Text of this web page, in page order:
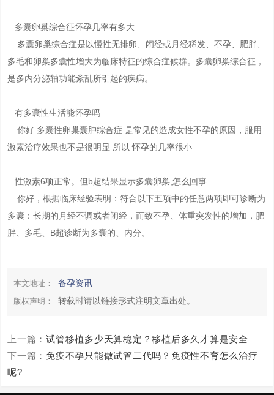
多囊卵巢综合征怀孕几率有多大
多囊卵巢综合症是以慢性无排卵、闭经或月经稀发、不孕、肥胖、
多毛和卵巢多囊性增大为临床特征的综合症候群。多囊卵巢综合征，
是多内分泌轴功能紊乱所引起的疾病。
有多囊性生活能怀孕吗
你好 多囊性卵巢囊肿综合症 是常见的造成女性不孕的原因，服用
激素治疗效果也不是很明显 所以 怀孕的几率很小
性激素6项正常。但b超结果显示多囊卵巢,怎么回事
你好，根据临床经验表明：符合以下五项中的任意两项即可诊断为
多囊：长期的月经不调或者闭经，而致不孕、体重突发性的增加，肥
胖、多毛、B超诊断为多囊的、内分。
本文地址： 备孕资讯
版权声明： 转载时请以链接形式注明文章出处。
上一篇：试管移植多少天算稳定？移植后多久才算是安全
下一篇：免疫不孕只能做试管二代吗？免疫性不育怎么治疗
呢?